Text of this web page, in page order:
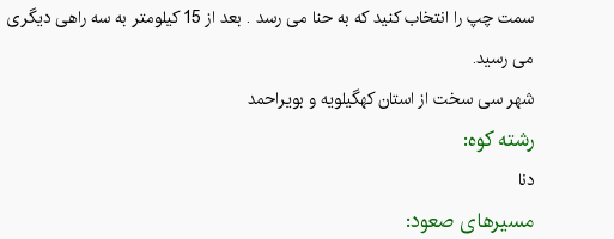
می رسید.
شهر سی سخت از استان کهگیلویه و بویراحمد
رشته کوه:
دنا
مسیرهای صعود: